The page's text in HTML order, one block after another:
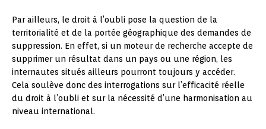
Par ailleurs, le droit à l’oubli pose la question de la
territorialité et de la portée géographique des demandes de
suppression. En effet, si un moteur de recherche accepte de
supprimer un résultat dans un pays ou une région, les
internautes situés ailleurs pourront toujours y accéder.
Cela soulève donc des interrogations sur l’efficacité réelle
du droit à l’oubli et sur la nécessité d’une harmonisation au
niveau international.